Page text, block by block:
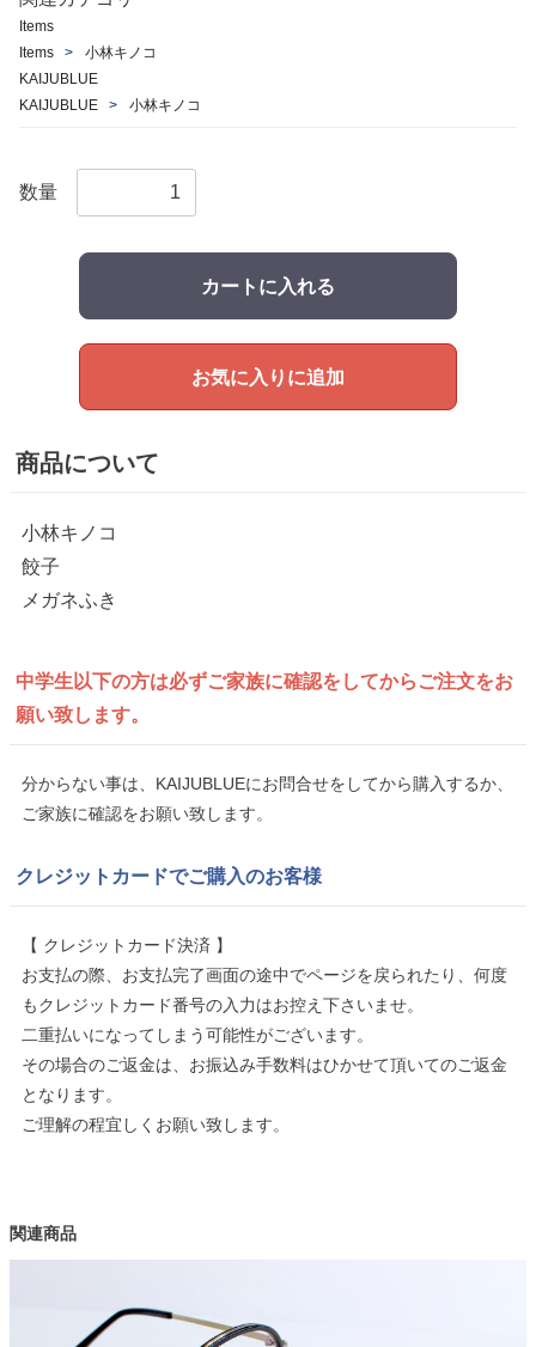
Items
Items
小林キノコ
KAIJUBLUE
KAIJUBLUE
小林キノコ
数量
カートに入れる
お気に入りに追加
商品について
小林キノコ
餃子
メガネふき
中学生以下の方は必ずご家族に確認をしてから ご注文をお
願い致します。
分からない事は、KAIJUBLUEにお問合せをしてから購入するか、
ご家族に確認をお願い致します。
クレジットカードでご購入のお客様
【 クレジットカード決済 】
お支払の際、お支払完了画面の途中でページを戻られたり、何度
もクレジットカード番号の入力はお控え下さいませ。
二重払いになってしまう可能性がございます。
その場合のご返金は、お振込み手数料はひかせて頂いてのご返金
となります。
ご理解の程宜しくお願い致します。
関連商品